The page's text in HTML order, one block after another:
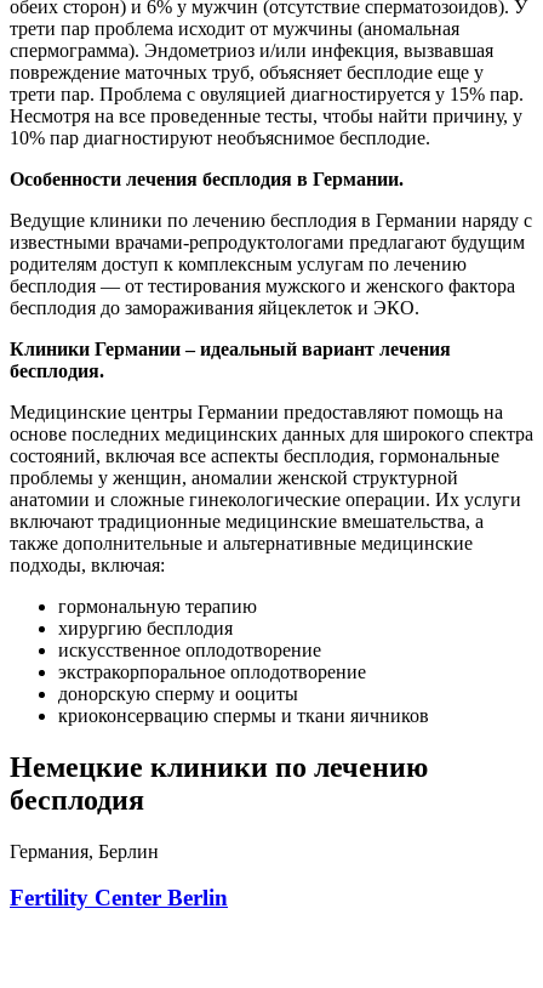
обеих сторон) и 6% у мужчин (отсутствие сперматозоидов). У
трети пар проблема исходит от мужчины (аномальная
спермограмма). Эндометриоз и/или инфекция, вызвавшая
повреждение маточных труб, объясняет бесплодие еще у
трети пар. Проблема с овуляцией диагностируется у 15% пар.
Несмотря на все проведенные тесты, чтобы найти причину, у
10% пар диагностируют необъяснимое бесплодие.
Особенности лечения бесплодия в Германии.
Ведущие клиники по лечению бесплодия в Германии наряду с
известными врачами-репродуктологами предлагают будущим
родителям доступ к комплексным услугам по лечению
бесплодия — от тестирования мужского и женского фактора
бесплодия до замораживания яйцеклеток и ЭКО.
Клиники Германии – идеальный вариант лечения
бесплодия.
Медицинские центры Германии предоставляют помощь на
основе последних медицинских данных для широкого спектра
состояний, включая все аспекты бесплодия, гормональные
проблемы у женщин, аномалии женской структурной
анатомии и сложные гинекологические операции. Их услуги
включают традиционные медицинские вмешательства, а
также дополнительные и альтернативные медицинские
подходы, включая:
гормональную терапию
хирургию бесплодия
искусственное оплодотворение
экстракорпоральное оплодотворение
донорскую сперму и ооциты
криоконсервацию спермы и ткани яичников
Немецкие клиники по лечению
бесплодия
Германия, Берлин
Fertility Center Berlin